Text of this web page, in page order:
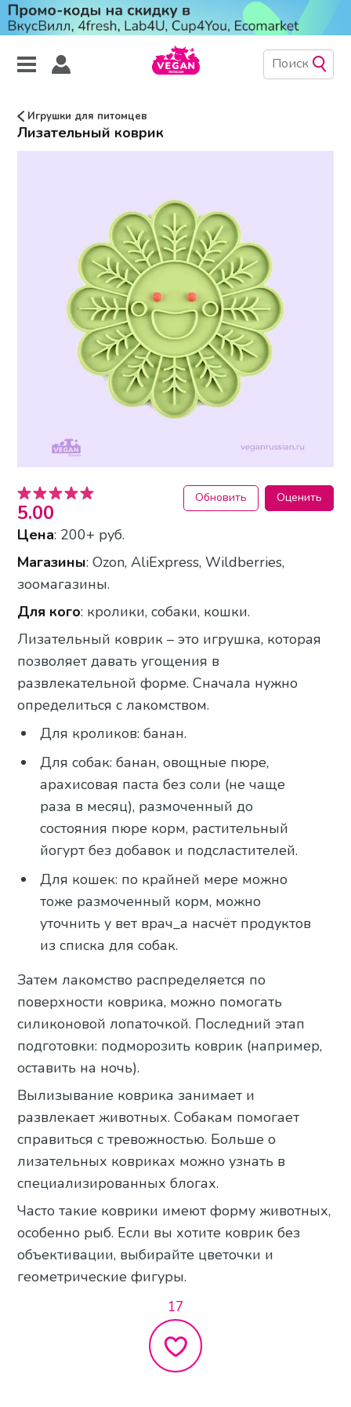
Игрушки для питомцев
Лизательный коврик
5.00
Обновить Оценить
Цена: 200+ руб.
Магазины: Ozon, AliExpress, Wildberries,
зоомагазины.
Для кого: кролики, собаки, кошки.
Лизательный коврик – это игрушка, которая
позволяет давать угощения в
развлекательной форме. Сначала нужно
определиться с лакомством.
Для кроликов: банан.
Для собак: банан, овощные пюре,
арахисовая паста без соли (не чаще
раза в месяц), размоченный до
состояния пюре корм, растительный
йогурт без добавок и подсластителей.
Для кошек: по крайней мере можно
тоже размоченный корм, можно
уточнить у вет врач_а насчёт продуктов
из списка для собак.
Затем лакомство распределяется по
поверхности коврика, можно помогать
силиконовой лопаточкой. Последний этап
подготовки: подморозить коврик (например,
оставить на ночь).
Вылизывание коврика занимает и
развлекает животных. Собакам помогает
справиться с тревожностью. Больше о
лизательных ковриках можно узнать в
специализированных блогах.
Часто такие коврики имеют форму животных,
особенно рыб. Если вы хотите коврик без
объективации, выбирайте цветочки и
геометрические фигуры.
17